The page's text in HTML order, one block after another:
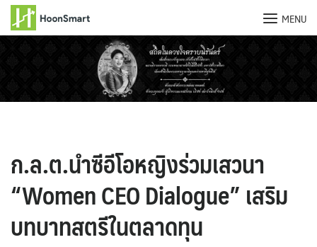
MENU
ก.ล.ต.นำซีอีโอหญิงร่วมเสวนา
“Women CEO Dialogue” เสริม
บทบาทสตรีในตลาดทุน